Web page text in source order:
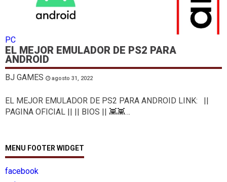
PC
EL MEJOR EMULADOR DE PS2 PARA
ANDROID
BJ GAMES agosto 31, 2022
EL MEJOR EMULADOR DE PS2 PARA ANDROID LINK: ||
PAGINA OFICIAL || || BIOS || 👾👾…
MENU FOOTER WIDGET
facebook